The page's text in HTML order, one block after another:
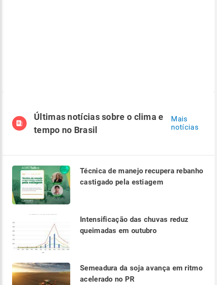
Últimas notícias sobre o clima e
tempo no Brasil
Mais
notícias
Técnica de manejo recupera rebanho
castigado pela estiagem
Intensificação das chuvas reduz
queimadas em outubro
Semeadura da soja avança em ritmo
acelerado no PR